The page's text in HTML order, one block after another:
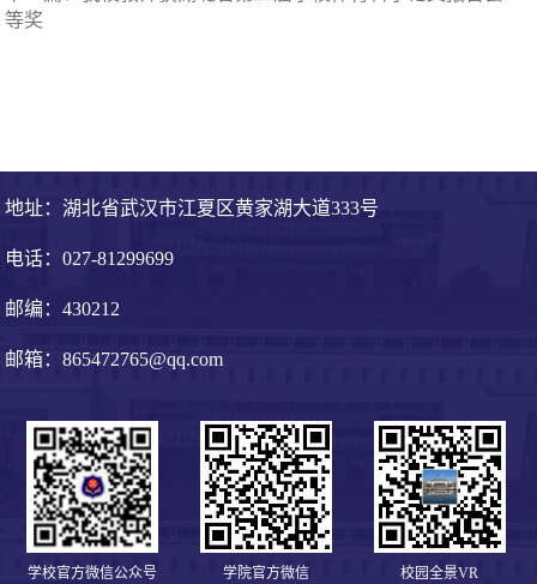
等奖
地址：湖北省武汉市江夏区黄家湖大道333号
电话：027-81299699
邮编：430212
邮箱：865472765@qq.com
学校官方微信公众号 学院官方微信 校园全景VR